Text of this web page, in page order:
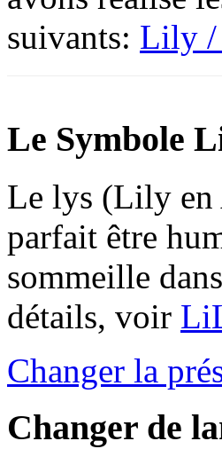
suivants: Lily /
Le Symbole
Le lys (Lily en
parfait être
sommeille
détails, voir
Changer la
Changer de